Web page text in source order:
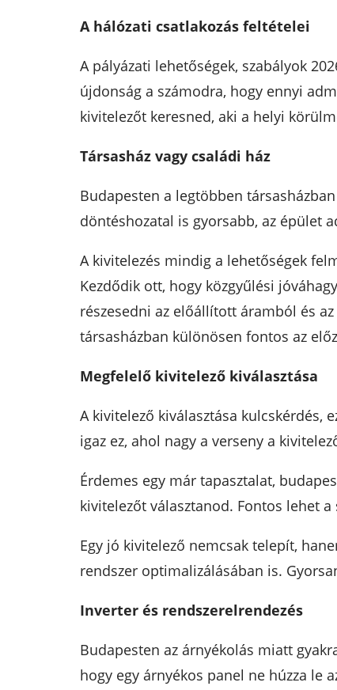
A hálózati csatlakozás feltételei
A pályázati lehetőségek, szabályok
újdonság a számodra, hogy ennyi
kivitelezőt keresned, aki a helyi
Társasház vagy családi ház
Budapesten a legtöbben
döntéshozatal is gyorsabb, az épület
A kivitelezés mindig a lehetőségek
Kezdődik ott, hogy közgyűlési
részesedni az előállított áramból és
társasházban különösen fontos az
Megfelelő kivitelező kiválasztása
A kivitelező kiválasztása
igaz ez, ahol nagy a verseny a
Érdemes egy már tapasztalat,
kivitelezőt választanod. Fontos lehet
Egy jó kivitelező nemcsak telepít,
rendszer optimalizálásában is.
Inverter és rendszerelrendezés
Budapesten az árnyékolás miatt
hogy egy árnyékos panel ne húzza le